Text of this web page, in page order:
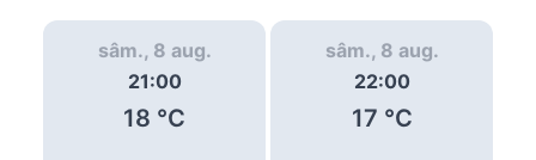
sâm., 8 aug.
21:00
18 °C
sâm., 8 aug.
22:00
17 °C